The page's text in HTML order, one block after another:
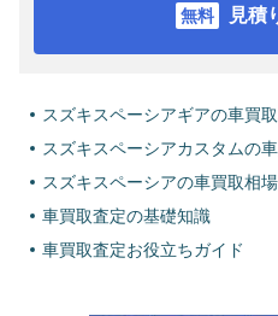
見積
スズキスペーシアギアの車買
スズキスペーシアカスタムの
スズキスペーシアの車買取相
車買取査定の基礎知識
車買取査定お役立ちガイド